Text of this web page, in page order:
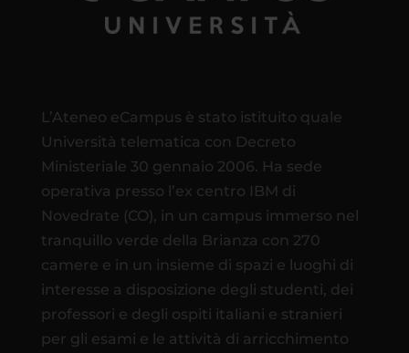
L’Ateneo eCampus è stato istituito quale
Università telematica con Decreto
Ministeriale 30 gennaio 2006. Ha sede
operativa presso l’ex centro IBM di
Novedrate (CO), in un campus immerso nel
tranquillo verde della Brianza con 270
camere e in un insieme di spazi e luoghi di
interesse a disposizione degli studenti, dei
professori e degli ospiti italiani e stranieri
per gli esami e le attività di arricchimento